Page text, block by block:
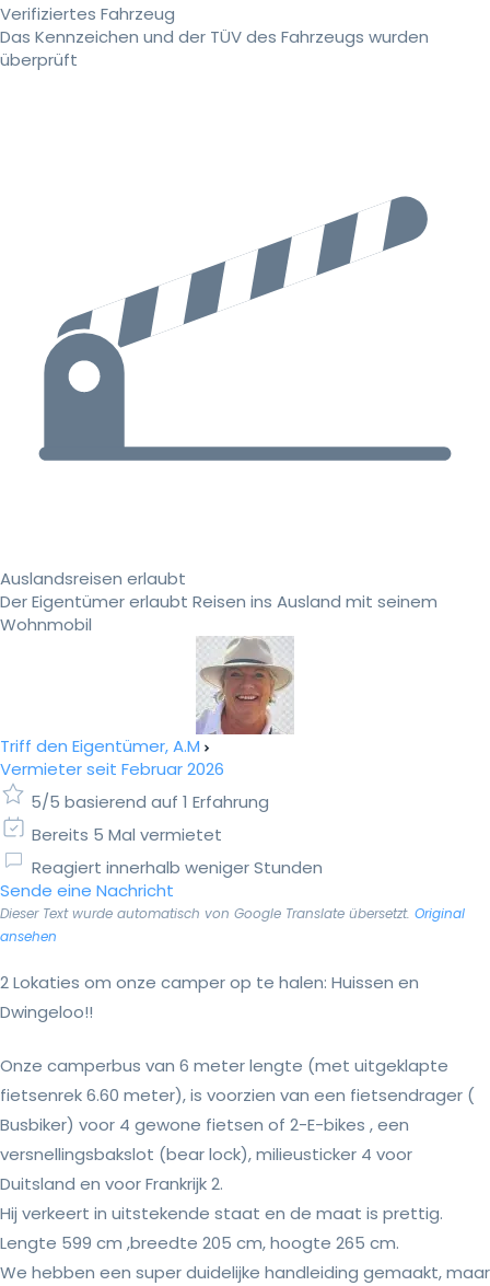
Verifiziertes Fahrzeug
Das Kennzeichen und der TÜV des Fahrzeugs wurden
überprüft
Auslandsreisen erlaubt
Der Eigentümer erlaubt Reisen ins Ausland mit seinem
Wohnmobil
Triff den Eigentümer, A.M
Vermieter seit Februar 2026
5/5 basierend auf 1 Erfahrung
Bereits 5 Mal vermietet
Reagiert innerhalb weniger Stunden
Sende eine Nachricht
Dieser Text wurde automatisch von Google Translate übersetzt. Original
ansehen
2 Lokaties om onze camper op te halen: Huissen en
Dwingeloo!!
Onze camperbus van 6 meter lengte (met uitgeklapte
fietsenrek 6.60 meter), is voorzien van een fietsendrager (
Busbiker) voor 4 gewone fietsen of 2-E-bikes , een
versnellingsbakslot (bear lock), milieusticker 4 voor
Duitsland en voor Frankrijk 2.
Hij verkeert in uitstekende staat en de maat is prettig.
Lengte 599 cm ,breedte 205 cm, hoogte 265 cm.
We hebben een super duidelijke handleiding gemaakt, maar